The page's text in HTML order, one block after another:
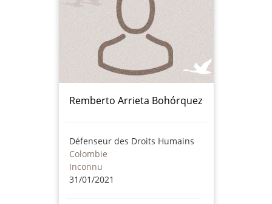
Remberto Arrieta Bohórquez
Défenseur des Droits Humains
Colombie
Inconnu
31/01/2021